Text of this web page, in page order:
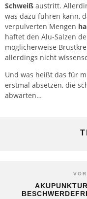
Schweiß austritt.
was dazu führen kann,
verpulverten Mengen
haftet den Alu-Salzen
möglicherweise
allerdings nicht
Und was heißt das für
erstmal absetzen, die
abwarten…